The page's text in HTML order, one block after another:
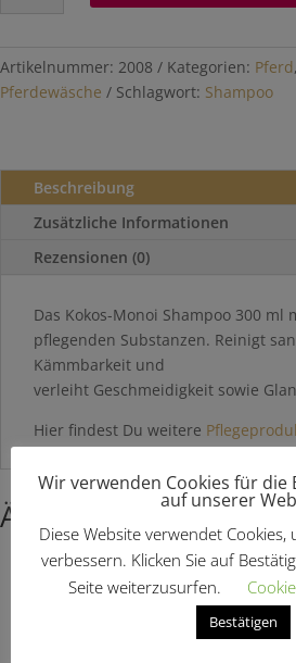
ml
Menge
Artikelnummer: 2008 Kategorien: Pferd,
Pferdewäsche
Schlagwort: Shampoo
Beschreibung
Zusätzliche Informationen
Rezensionen (0)
Das Kokos-Monoi Shampoo 300 ml
pflegenden Substanzen. Reinigt
Kämmbarkeit und
verleiht Geschmeidigkeit sowie
Hier findest Du weitere
Ähnliche Produkte
Wir verwenden Cookies für
auf unserer
Diese Website verwendet
verbessern. Klicken Sie auf
Seite weiterzusurfen.
Bestätigen